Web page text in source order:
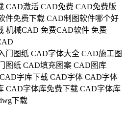
CAD激活 CAD免费 CAD免费版
件免费下载 CAD制图软件哪个好
机械CAD 免费CAD软件 免费
门图纸 CAD字体大全 CAD施工图
图纸 CAD填充图案 CAD图库
CAD字库下载 CAD字体 CAD字体
CAD字体库免费下载 CAD字体库
下载